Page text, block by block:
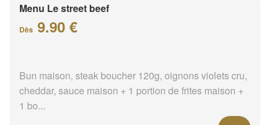
Menu Le street beef
Dès 9.90 €
Bun maison, steak boucher 120g, oignons violets cru,
cheddar, sauce maison + 1 portion de frites maison +
1 bo...